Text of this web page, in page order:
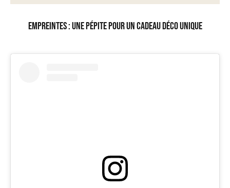
Empreintes : une pépite pour un cadeau déco unique